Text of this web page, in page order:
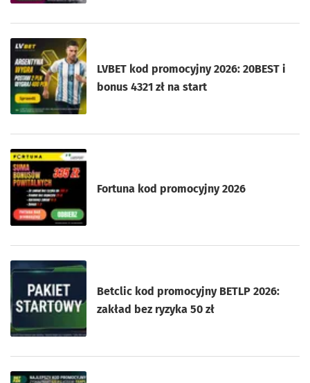
LVBET kod promocyjny 2026: 20BEST i
bonus 4321 zł na start
Fortuna kod promocyjny 2026
Betclic kod promocyjny BETLP 2026:
zakład bez ryzyka 50 zł